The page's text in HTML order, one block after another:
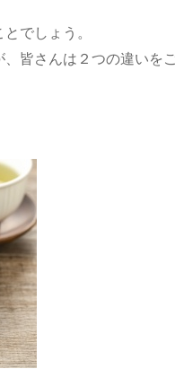
でしょう。
皆さんは２つの違いを